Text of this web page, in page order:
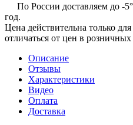
По России доставляем до -
год.
Цена действительна только
отличаться от цен в
Описание
Отзывы
Характеристики
Видео
Оплата
Доставка